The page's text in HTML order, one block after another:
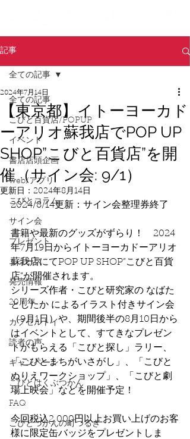
記事
全ての記事
こびと百貨店/POPUP
イベント
書店店頭企画
web/アプリ
こびとコラム
サイン会
プレゼント
ニュース
発売情報
20周年
カプセルトイ
読者の声
キャンペーン
こびとはくぶつかん
FAQ
こびとづかんの町つるぎ
全ての記事
【東京都】イトーヨーカド
ーアリオ蘇我店でPOP UP
SHOP”こびと百貨店”を開
催（サイン会: 9/1）
2024年7月14日
更新日： 2024年8月14日
2024/8/14更新：サイン会整理券終了
書籍や最新のグッズがずらり！　2024
年7月19日からイトーヨーカドーアリオ
蘇我店にてPOP UP SHOP”こびと百貨
店”が開催されます。
シリーズ作者・こびと研究家の なばた
としたか によるイラスト付きサイン会
（9月1日）や、期間後半の8月10日から
はイベントとして、すてきなプレゼン
トがもらえる「こびと探し」ラリー、
「こびとまちがいさがし」、「こびと
ぬりえワークショップ」、「こびと劇
場上映会」などを開催予定！
今回税込2,000円以上お買い上げのお客
様に限定缶バッジをプレゼントしま